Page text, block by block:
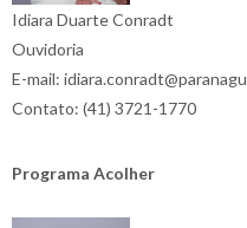
Idiara Duarte Conradt
Ouvidoria
E-mail:
Contato: (41) 3721-1770
Programa Acolher